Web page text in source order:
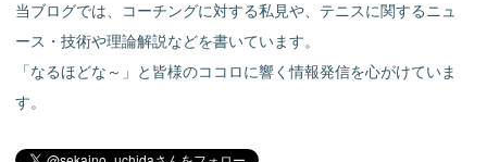
当ブログでは、コーチングに対する私見や、テニスに関するニュ
ース・技術や理論解説などを書いています。
「なるほどな～」と皆様のココロに響く情報発信を心がけていま
す。